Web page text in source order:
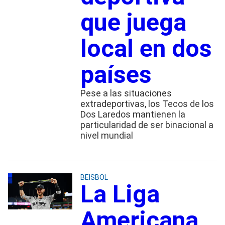
que juega
local en dos
países
Pese a las situaciones
extradeportivas, los Tecos de los
Dos Laredos mantienen la
particularidad de ser binacional a
nivel mundial
BEISBOL
La Liga